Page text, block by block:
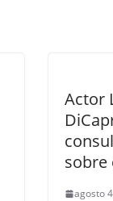
Actor
sobre
agosto